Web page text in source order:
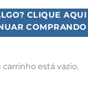
CLIQUE
COMPRANDO
carrinho está vazio.